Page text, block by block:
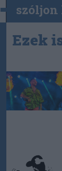
szóljon
Ezek